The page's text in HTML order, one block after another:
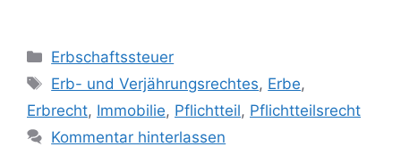
Kategorien
Erbschaftssteuer
Schlagwörter
Erb- und Verjährungsrechtes, Erbe,
Erbrecht, Immobilie, Pflichtteil, Pflichtteilsrecht
Kommentar hinterlassen